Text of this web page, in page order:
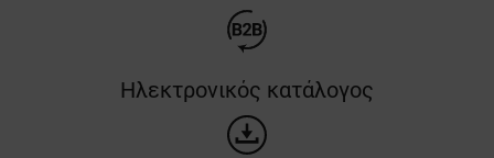
Ηλεκτρονικός κατάλογος